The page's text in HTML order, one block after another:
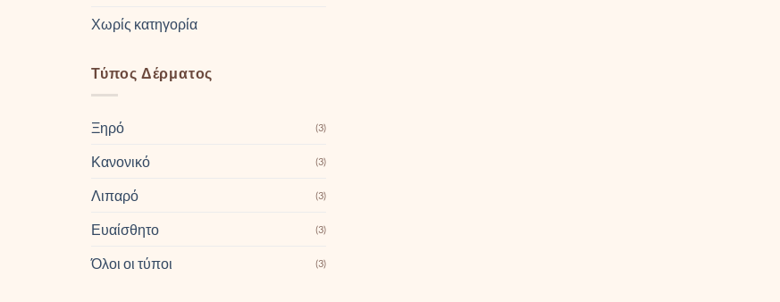
Χωρίς κατηγορία
Τύπος Δέρματος
Ξηρό (3)
Κανονικό (3)
Λιπαρό (3)
Ευαίσθητο (3)
Όλοι οι τύποι (3)